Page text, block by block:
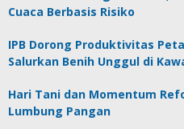
Cuaca Berbasis Risiko
IPB Dorong Produktivitas
Salurkan Benih Unggul di
Hari Tani dan Momentum
Lumbung Pangan